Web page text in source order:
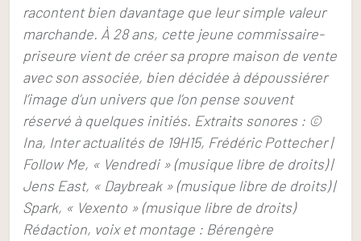
racontent bien davantage que leur simple valeur
marchande. À 28 ans, cette jeune commissaire-
priseure vient de créer sa propre maison de vente
avec son associée, bien décidée à dépoussiérer
l’image d’un univers que l’on pense souvent
réservé à quelques initiés. Extraits sonores : ©
Ina, Inter actualités de 19H15, Frédéric Pottecher |
Follow Me, « Vendredi » (musique libre de droits) |
Jens East, « Daybreak » (musique libre de droits) |
Spark, « Vexento » (musique libre de droits)
Rédaction, voix et montage : Bérengère